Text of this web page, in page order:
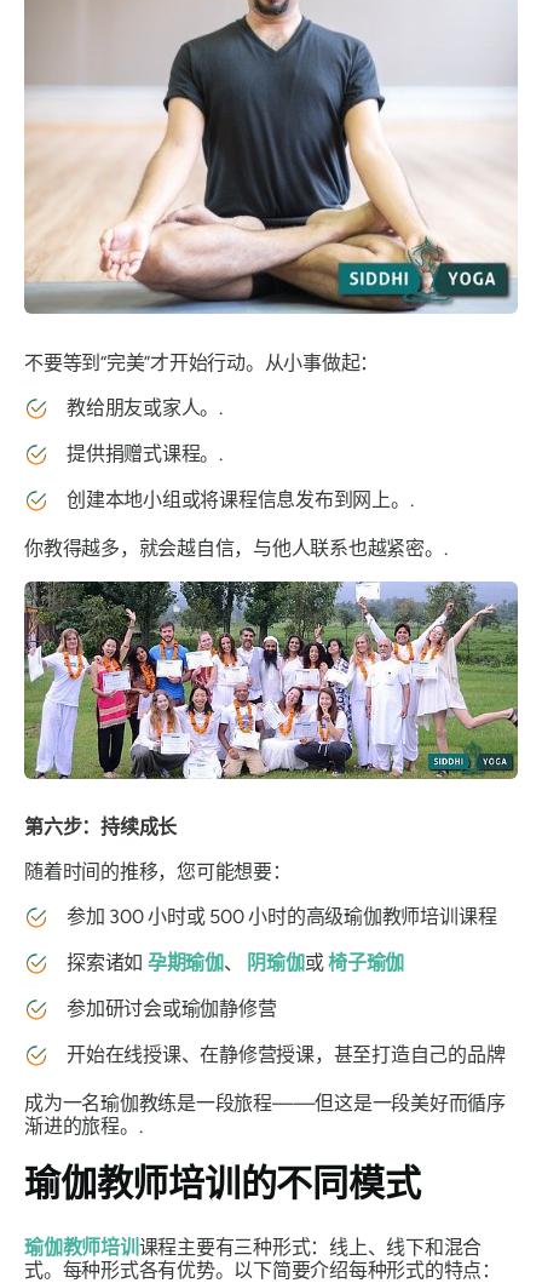
不要等到“完美”才开始行动。从小事做起：
教给朋友或家人。.
提供捐赠式课程。.
创建本地小组或将课程信息发布到网上。.
你教得越多，就会越自信，与他人联系也越紧密。.
第六步：持续成长
随着时间的推移，您可能想要：
参加 300 小时或 500 小时的高级瑜伽教师培训课程
探索诸如 孕期瑜伽、 阴瑜伽或椅子瑜伽
参加研讨会或瑜伽静修营
开始在线授课、在静修营授课，甚至打造自己的品牌
成为一名瑜伽教练是一段旅程——但这是一段美好而循序
渐进的旅程。.
瑜伽教师培训的不同模式
瑜伽教师培训 课程主要有三种形式：线上、线下和混合
式。每种形式各有优势。以下简要介绍每种形式的特点：